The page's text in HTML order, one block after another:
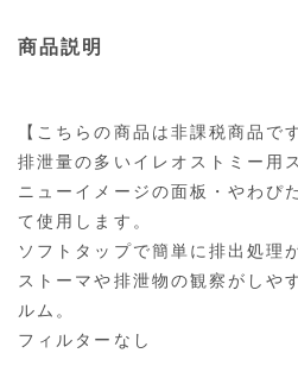
商品説明
【こちらの商品は非課税商品で
排泄量の多いイレオストミー用
ニューイメージの面板・やわぴ
て使用します。
ソフトタップで簡単に排出処理
ストーマや排泄物の観察がしや
ルム。
フィルターなし